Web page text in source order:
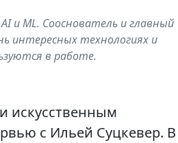
и ML. Сооснователь и главный
интересных технологиях и
в работе.
искусственным
с Ильей Суцкевер. В